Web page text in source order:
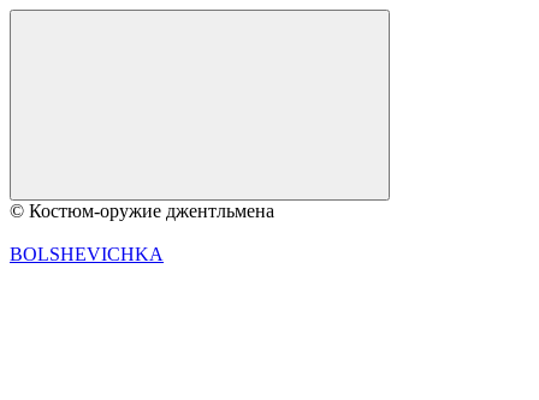
© Костюм-оружие джентльмена
BOLSHEVICHKA